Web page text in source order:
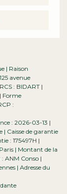
| Raison
avenue
: BIDART |
Forme
:
: 2026-03-13 |
| Caisse de garantie
: 175497H |
| Montant de la
ANM Conso |
| Adresse du